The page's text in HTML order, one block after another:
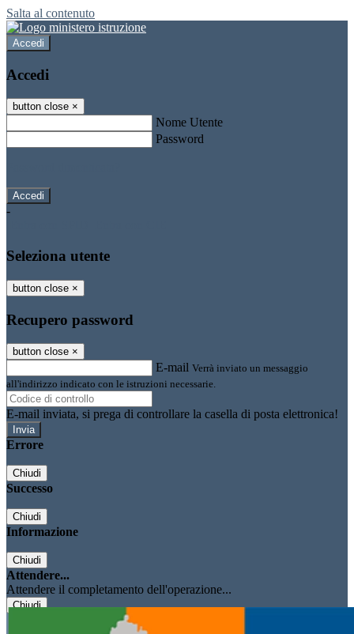
Salta al contenuto
Accedi
Accedi
button close ×
Nome Utente
Password
-
Seleziona utente
button close ×
Recupero password
button close ×
E-mail Verrà inviato un messaggio
all'indirizzo indicato con le istruzioni necessarie.
E-mail inviata, si prega di controllare la casella di posta elettronica!
Errore
Chiudi
Successo
Chiudi
Informazione
Chiudi
Attendere...
Attendere il completamento dell'operazione...
Chiudi